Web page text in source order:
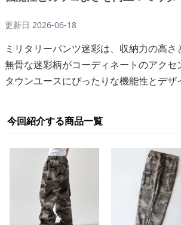
更新日 2026-06-18
ミリタリーパンツ迷彩は、収納力の高
無骨な迷彩柄がコーディネートのアクセ
タウンユースにぴったりな機能性とデ
今回紹介する商品一覧